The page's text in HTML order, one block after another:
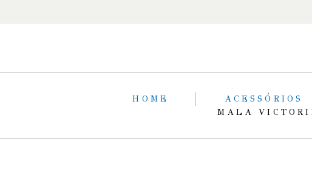
HOME ACESSÓRIOS
MALA